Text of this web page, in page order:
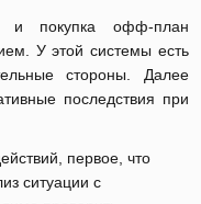
и покупка oфф-план
У этой системы есть
стороны. Далее
последствия при
первое, что
ситуации с